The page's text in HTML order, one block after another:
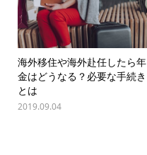
海外移住や海外赴任したら年
金はどうなる？必要な手続き
とは
2019.09.04